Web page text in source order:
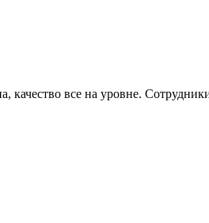
качество все на уровне.